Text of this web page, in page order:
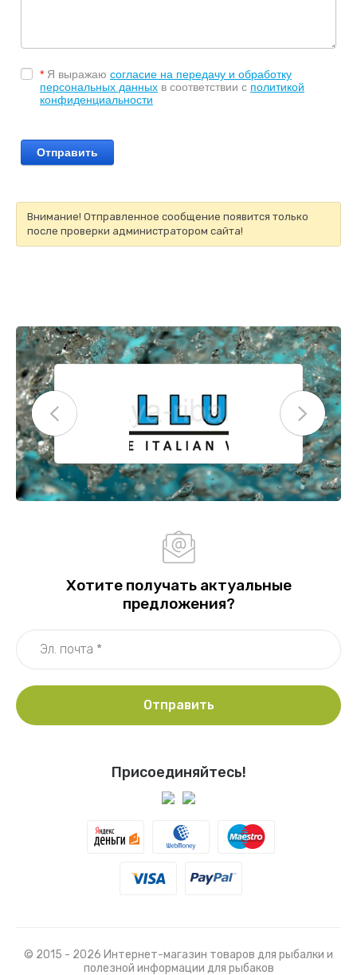
*Я выражаю согласие на передачу и обработку
персональных данныхв соответствии с политикой
конфиденциальности
Внимание! Отправленное сообщение появится только
после проверки администратором сайта!
Присоединяйтесь!
Хотите получать актуальные
предложения?
Отправить
© 2015 - 2026 Интернет-магазин товаров для рыбалки и
полезной информации для рыбаков